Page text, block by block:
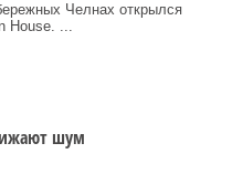
Челнах открылся
House. ...
шум